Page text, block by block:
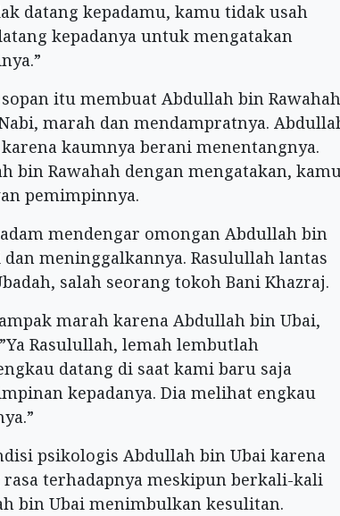
datang kepadamu, kamu tidak usah
kepadanya untuk mengatakan
itu membuat Abdullah bin
marah dan mendampratnya.
kaumnya berani menentangnya.
bin Rawahah dengan mengatakan,
pemimpinnya.
mendengar omongan Abdullah bin
meninggalkannya. Rasulullah lantas
salah seorang tokoh Bani Khazraj.
marah karena Abdullah bin Ubai,
Rasulullah, lemah lembutlah
datang di saat kami baru saja
kepadanya. Dia melihat engkau
psikologis Abdullah bin Ubai karena
terhadapnya meskipun berkali-kali
bin Ubai menimbulkan kesulitan.